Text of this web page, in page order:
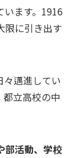
ます。1916
限に引き出す
々邁進してい
立高校の中
部活動、学校